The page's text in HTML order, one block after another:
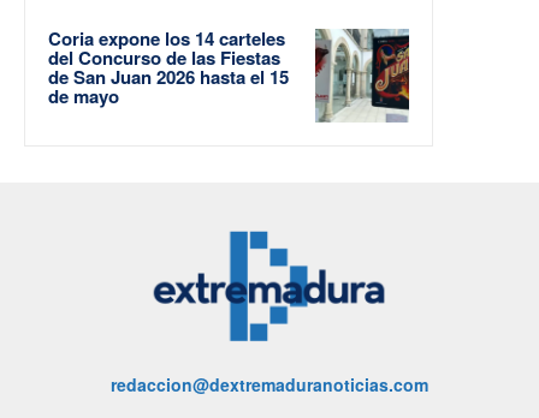
Coria expone los 14 carteles
del Concurso de las Fiestas
de San Juan 2026 hasta el 15
de mayo
redaccion@dextremaduranoticias.com